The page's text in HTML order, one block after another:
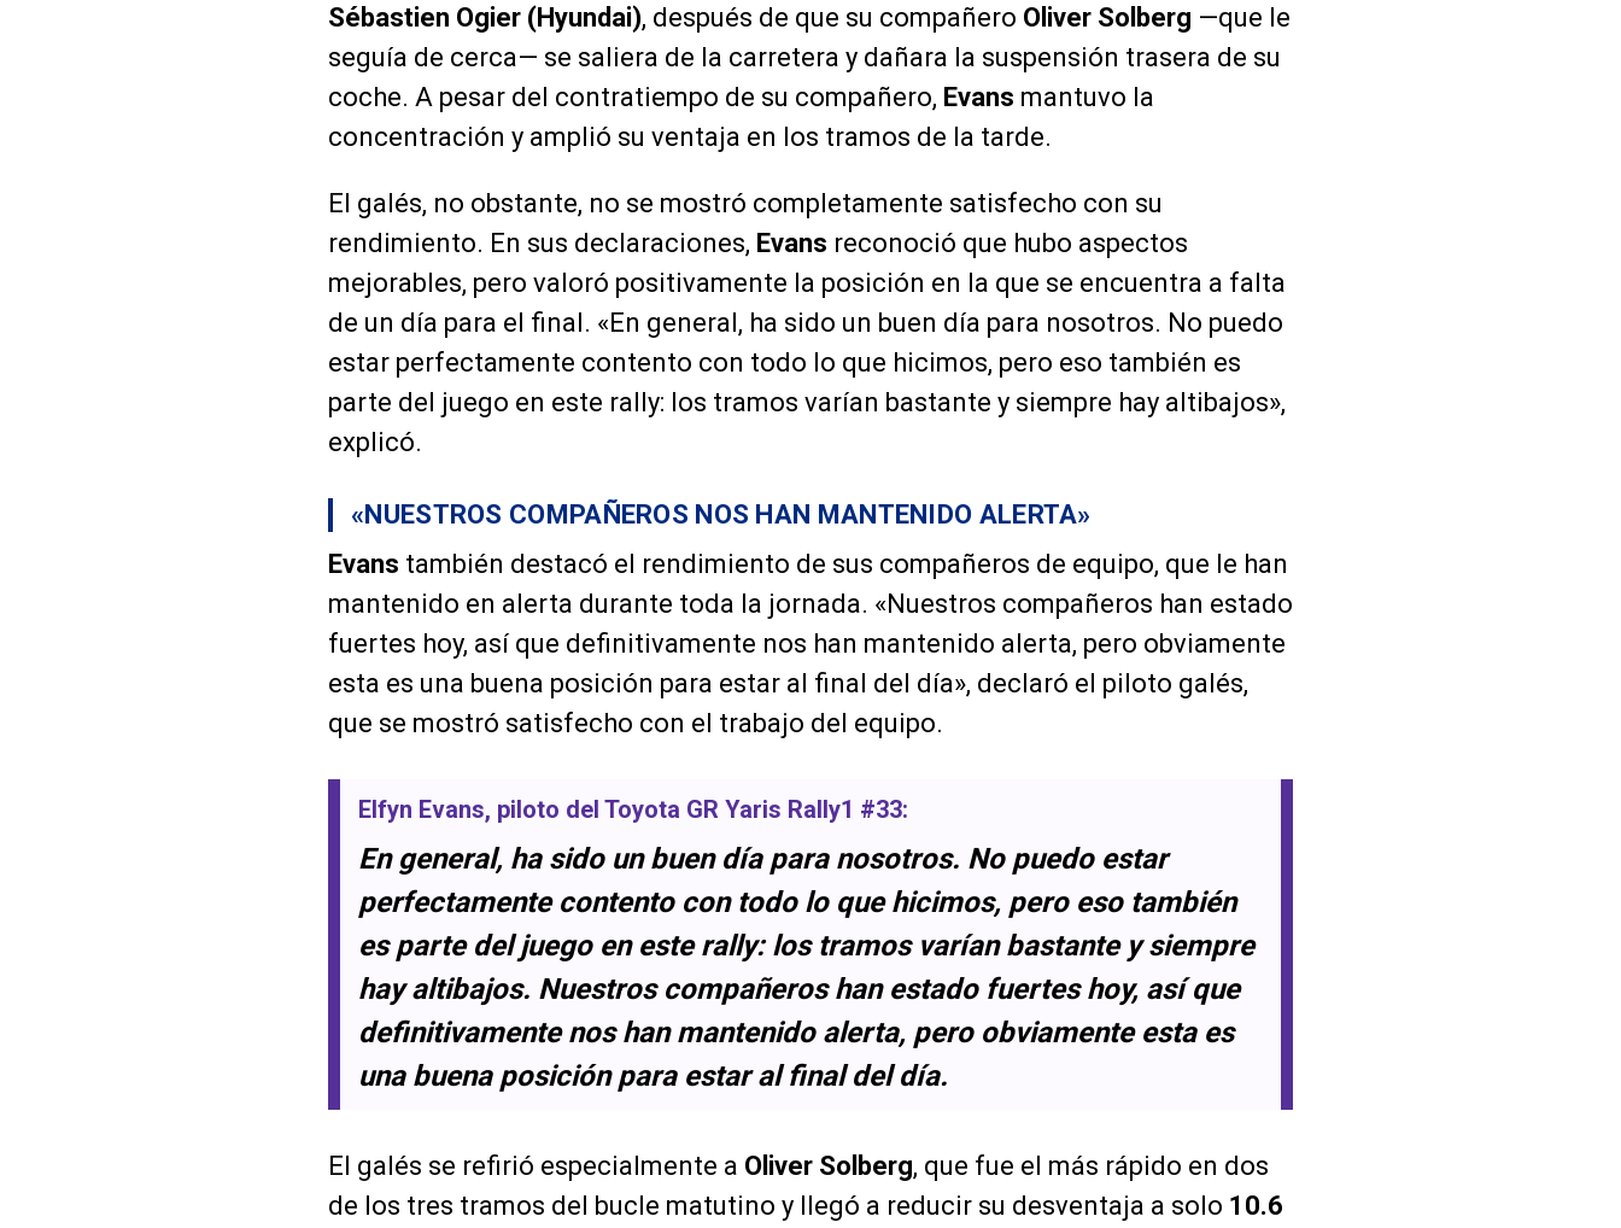
Sébastien Ogier (Hyundai), después de que su compañero Oliver Solberg —que le
seguía de cerca— se saliera de la carretera y dañara la suspensión trasera de su
coche. A pesar del contratiempo de su compañero, Evans mantuvo la
concentración y amplió su ventaja en los tramos de la tarde.
El galés, no obstante, no se mostró completamente satisfecho con su
rendimiento. En sus declaraciones, Evans reconoció que hubo aspectos
mejorables, pero valoró positivamente la posición en la que se encuentra a falta
de un día para el final. «En general, ha sido un buen día para nosotros. No puedo
estar perfectamente contento con todo lo que hicimos, pero eso también es
parte del juego en este rally: los tramos varían bastante y siempre hay altibajos»,
explicó.
«NUESTROS COMPAÑEROS NOS HAN MANTENIDO ALERTA»
Evans también destacó el rendimiento de sus compañeros de equipo, que le han
mantenido en alerta durante toda la jornada. «Nuestros compañeros han estado
fuertes hoy, así que definitivamente nos han mantenido alerta, pero obviamente
esta es una buena posición para estar al final del día», declaró el piloto galés,
que se mostró satisfecho con el trabajo del equipo.
Elfyn Evans, piloto del Toyota GR Yaris Rally1 #33:
En general, ha sido un buen día para nosotros. No puedo estar
perfectamente contento con todo lo que hicimos, pero eso también
es parte del juego en este rally: los tramos varían bastante y siempre
hay altibajos. Nuestros compañeros han estado fuertes hoy, así que
definitivamente nos han mantenido alerta, pero obviamente esta es
una buena posición para estar al final del día.
El galés se refirió especialmente a Oliver Solberg, que fue el más rápido en dos
de los tres tramos del bucle matutino y llegó a reducir su desventaja a solo 10.6